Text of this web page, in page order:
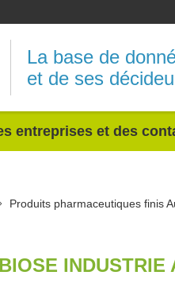
La base de
et de ses
entreprises et des
Produits pharmaceutiques finis
BIOSE INDUSTRIE